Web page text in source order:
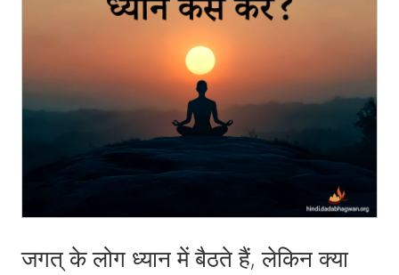
जगत् के लोग ध्यान में बैठते हैं, लेकिन क्या